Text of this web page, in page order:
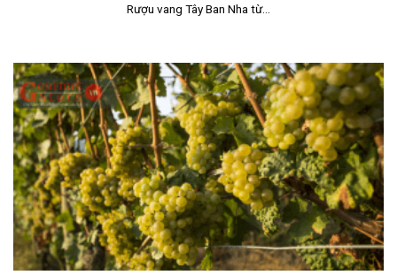
Rượu vang Tây Ban Nha từ...